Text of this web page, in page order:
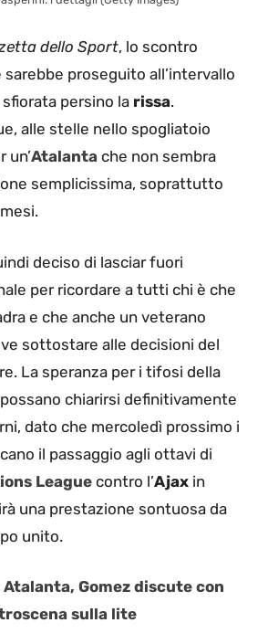
dello Sport, lo scontro
proseguito all’intervallo
persino la rissa.
alle stelle nello spogliatoio
un’Atalanta che non sembra
semplicissima, soprattutto
deciso di lasciar fuori
per ricordare a tutti chi è che
e che anche un veterano
sottostare alle decisioni del
La speranza per i tifosi della
chiarirsi definitivamente
dato che mercoledì prossimo i
il passaggio agli ottavi di
League contro l’Ajax in
una prestazione sontuosa da
unito.
Atalanta, Gomez discute con
sulla lite